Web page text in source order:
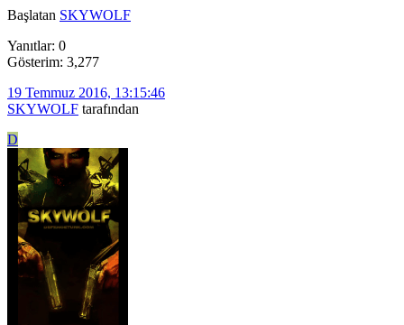
Başlatan SKYWOLF
Yanıtlar: 0
Gösterim: 3,277
19 Temmuz 2016, 13:15:46
SKYWOLF tarafından
D